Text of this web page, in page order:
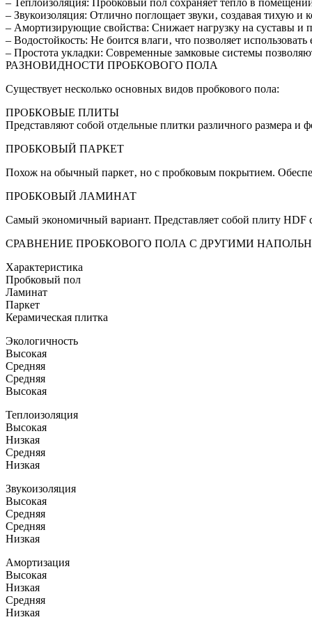
– Теплоизоляция: Пробковый пол сохраняет тепло в
– Звукоизоляция: Отлично поглощает звуки‚ создавая тихую и
– Амортизирующие свойства: Снижает нагрузку на суставы и
– Водостойкость: Не боится влаги‚ что позволяет
– Простота укладки: Современные замковые системы
РАЗНОВИДНОСТИ ПРОБКОВОГО ПОЛА
Существует несколько основных видов пробкового пола:
ПРОБКОВЫЕ ПЛИТЫ
Представляют собой отдельные плитки различного размера
ПРОБКОВЫЙ ПАРКЕТ
Похож на обычный паркет‚ но с пробковым покрытием.
ПРОБКОВЫЙ ЛАМИНАТ
Самый экономичный вариант. Представляет собой плиту HDF
СРАВНЕНИЕ ПРОБКОВОГО ПОЛА С ДРУГИМИ
Характеристика
Пробковый пол
Ламинат
Паркет
Керамическая плитка
Экологичность
Высокая
Средняя
Средняя
Высокая
Теплоизоляция
Высокая
Низкая
Средняя
Низкая
Звукоизоляция
Высокая
Средняя
Средняя
Низкая
Амортизация
Высокая
Низкая
Средняя
Низкая